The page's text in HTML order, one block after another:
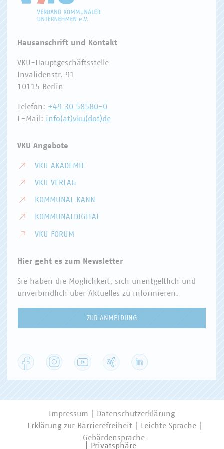
Hausanschrift und Kontakt
VKU-Hauptgeschäftsstelle
Invalidenstr. 91
10115 Berlin
Telefon: +49 30 58580-0
E-Mail: info(at)vku(dot)de
VKU Angebote
VKU AKADEMIE
VKU VERLAG
KOMMUNAL KANN
KOMMUNALDIGITAL
VKU FORUM
Hier geht es zum Newsletter
Sie haben die Möglichkeit, sich unentgeltlich und
unverbindlich über Aktuelles zu informieren.
ZUR ANMELDUNG
Facebook Instagram YouTube
Impressum
Datenschutzerklärung
Erklärung zur Barrierefreiheit
Leichte Sprache
Gebärdensprache
Privatsphäre